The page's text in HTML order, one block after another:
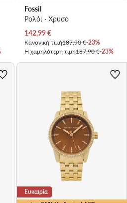
Fossil
Ρολόι · Χρυσό
Τρέχουσα τιμή
142,99€
Κανονική τιμή187,90 €-23%
Η χαμηλότερη τιμή187,90 €-23%
Ευκαιρία